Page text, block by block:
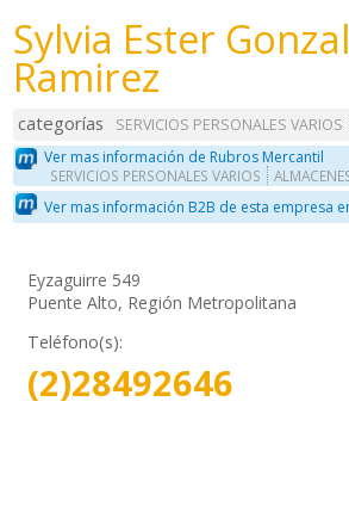
Sylvia Ester
Ramirez
categorías SERVICIOS PERSONALES VARIOS
Ver mas información de Rubros Mercantil
SERVICIOS PERSONALES VARIOS
Ver mas información B2B de esta empresa
Eyzaguirre 549
Puente Alto, Región Metropolitana
Teléfono(s):
(2)28492646